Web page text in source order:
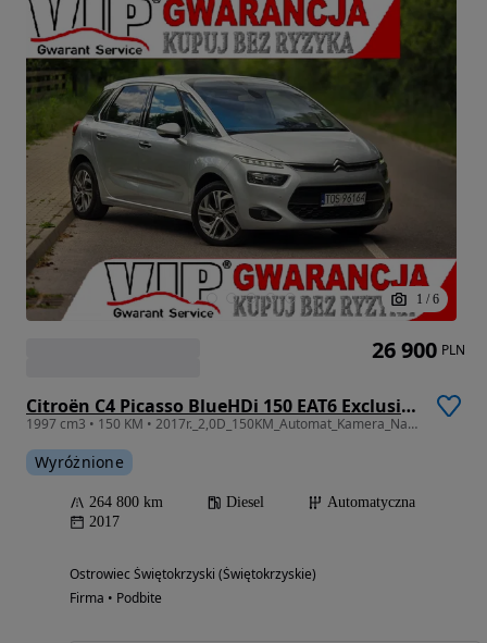
1 / 6
Citroën C4 Picasso BlueHDi 150 EAT6 Exclusive
1997 cm3 • 150 KM • 2017r._2,0D_150KM_Automat_Kamera_Nawi_GWARANCJA_12M
Wyróżnione
264 800 km Diesel
Automatyczna
2017
Ostrowiec Świętokrzyski (Świętokrzyskie)
Firma • Podbite
26 900 PLN